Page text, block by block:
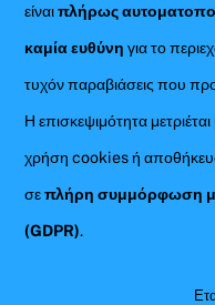
είναιπλήρως
καμία ευθύνη για το
τυχόν παραβιάσεις που
Η επισκεψιμότητα
χρήση cookies ή
σεπλήρη συμμόρφωση
(GDPR).